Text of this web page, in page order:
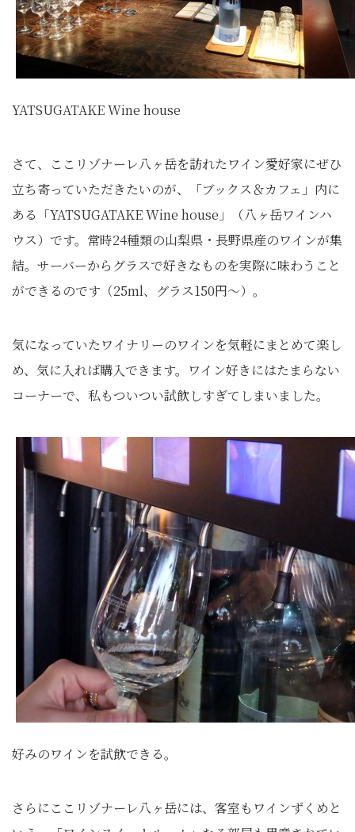
YATSUGATAKE Wine house
さて、ここリゾナーレ八ヶ岳を訪れたワイン愛好家にぜひ
立ち寄っていただきたいのが、「ブックス＆カフェ」内に
ある「YATSUGATAKE Wine house」（八ヶ岳ワインハ
ウス）です。常時24種類の山梨県・長野県産のワインが集
結。サーバーからグラスで好きなものを実際に味わうこと
ができるのです（25ml、グラス150円～）。
気になっていたワイナリーのワインを気軽にまとめて楽し
め、気に入れば購入できます。ワイン好きにはたまらない
コーナーで、私もついつい試飲しすぎてしまいました。
好みのワインを試飲できる。
さらにここリゾナーレ八ヶ岳には、客室もワインずくめと